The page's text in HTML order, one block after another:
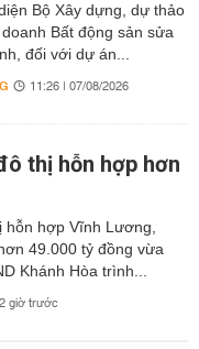
Bộ Xây dựng, dự thảo
Bất động sản sửa
đối với dự án...
11:26 | 07/08/2026
thị hỗn hợp hơn
hỗn hợp Vĩnh Lương,
49.000 tỷ đồng vừa
Khánh Hòa trình...
giờ trước